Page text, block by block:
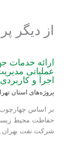
از دیگر
ارائه خدمات
عملیاتی
اجرا و کاربردی
پروژه‌های استان
بر اساس
حفاظت محیط
شرکت نفت بهران.